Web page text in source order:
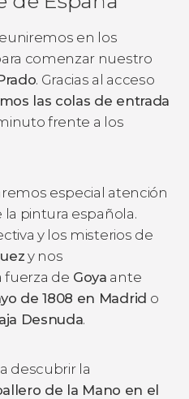
en los
comenzar nuestro
. Gracias al acceso
las colas de entrada
frente a los
especial atención
pintura española.
y los misterios de
y nos
fuerza de Goya ante
de 1808 en Madrid o
Desnuda.
descubrir la
de la Mano en el